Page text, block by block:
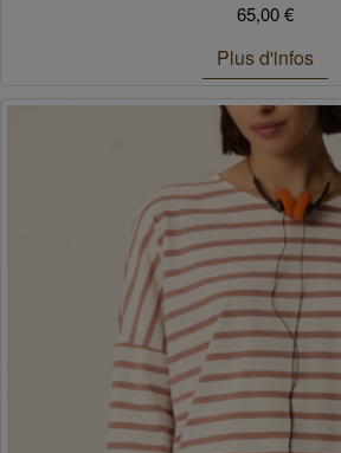
65,00 €
Plus d'infos